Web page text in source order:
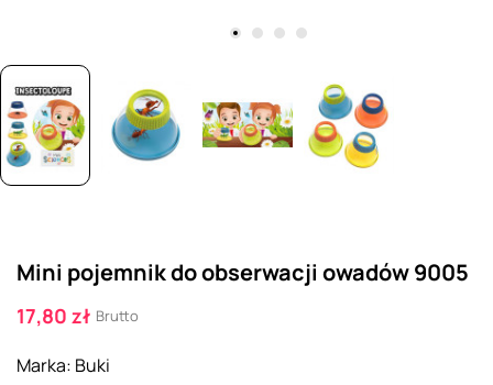
Mini pojemnik do obserwacji owadów 9005
17,80 zł Brutto
Marka: Buki